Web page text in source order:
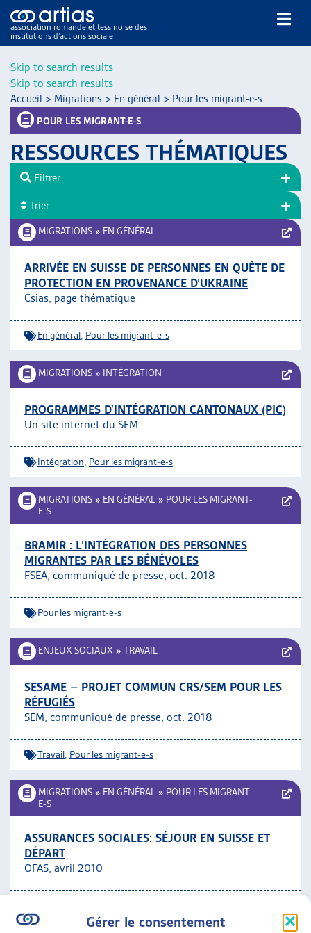
Skip to search results
Gérer le consentement
Skip to search results
association romande et tessinoise des
institutions d’actions sociale
NOS PUBLICATIONS
DOSSIERS DU MOIS
VEILLE
RESSOURCES
THÉMATIQUES
GUIDE SOCIAL ROMAND
AUTRES
ARTIAS
L’ASSOCIATION
PROJETS ET ACTIVITÉS
JOURNÉES D’AUTOMNE
Accueil > Migrations > En général > Pour les migrant-e-s
POUR LES MIGRANT-E-S
RESSOURCES THÉMATIQUES
MIGRATIONS » EN GÉNÉRAL
ARRIVÉE EN SUISSE DE PERSONNES EN QUÊTE DE
PROTECTION EN PROVENANCE D’UKRAINE
Csias, page thématique
En général Pour les migrant-e-s
MIGRATIONS » INTÉGRATION
PROGRAMMES D’INTÉGRATION CANTONAUX (PIC)
Un site internet du SEM
Intégration Pour les migrant-e-s
MIGRATIONS » EN GÉNÉRAL » POUR LES MIGRANT-
E-S
BRAMIR : L’INTÉGRATION DES PERSONNES
MIGRANTES PAR LES BÉNÉVOLES
FSEA, communiqué de presse, oct. 2018
Pour les migrant-e-s
ENJEUX SOCIAUX » TRAVAIL
SESAME – PROJET COMMUN CRS/SEM POUR LES
RÉFUGIÉS
SEM, communiqué de presse, oct. 2018
Travail Pour les migrant-e-s
MIGRATIONS » EN GÉNÉRAL » POUR LES MIGRANT-
E-S
ASSURANCES SOCIALES: SÉJOUR EN SUISSE ET
DÉPART
OFAS, avril 2010
Filtrer
Trier